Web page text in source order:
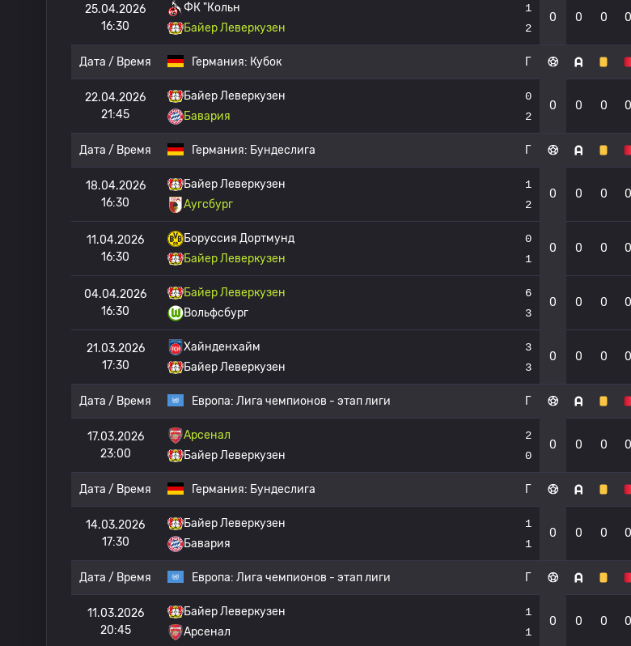
25.04.2026
16:30
ФК "Кольн
Байер Леверкузен
1
2
0 0 0 0
Дата / Время Германия: Кубок Г
22.04.2026
21:45
Байер Леверкузен
Бавария
0
2
0 0 0 0
Дата / Время Германия: Бундеслига Г
18.04.2026
16:30
Байер Леверкузен
Аугсбург
1
2
0 0 0 0
11.04.2026
16:30
Боруссия Дортмунд
Байер Леверкузен
0
1
0 0 0 0
04.04.2026
16:30
Байер Леверкузен
Вольфсбург
6
3
0 0 0 0
21.03.2026
17:30
Хайнденхайм
Байер Леверкузен
3
3
0 0 0 0
Дата / Время Европа: Лига чемпионов - этап лиги Г
17.03.2026
23:00
Арсенал
Байер Леверкузен
2
0
0 0 0 0
Дата / Время Германия: Бундеслига Г
14.03.2026
17:30
Байер Леверкузен
Бавария
1
1
0 0 0 0
Дата / Время Европа: Лига чемпионов - этап лиги Г
11.03.2026
20:45
Байер Леверкузен
Арсенал
1
1
0 0 0 0